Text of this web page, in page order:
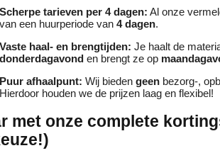
Scherpe tarieven per 4 dagen: Al onze
van een huurperiode van 4 dagen.
Vaste haal- en brengtijden: Je haalt de
donderdagavond en brengt ze op
Puur afhaalpunt: Wij bieden geen bezorg-,
Hierdoor houden we de prijzen laag en flexibel!
met onze complete